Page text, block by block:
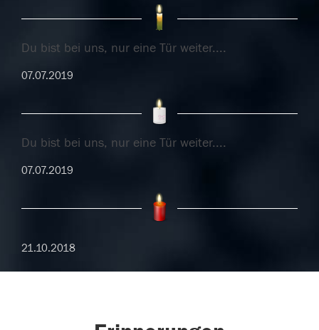
Du bist bei uns, nur eine Tür weiter....
07.07.2019
Du bist bei uns, nur eine Tür weiter....
07.07.2019
21.10.2018